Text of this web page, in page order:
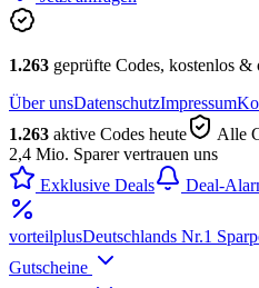
1.263 geprüfte Codes, kostenlos
Über unsDatenschutzImpressum
1.263 aktive Codes heute
Alle
2,4 Mio. Sparer vertrauen uns
Exklusive Deals
Deal-
vorteilplusDeutschlands Nr.1
Gutscheine